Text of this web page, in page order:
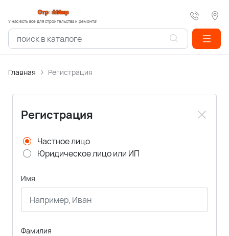
У нас есть все для строительства и ремонта!
Главная Регистрация
Регистрация
Частное лицо
Юридическое лицо или ИП
Имя
Фамилия